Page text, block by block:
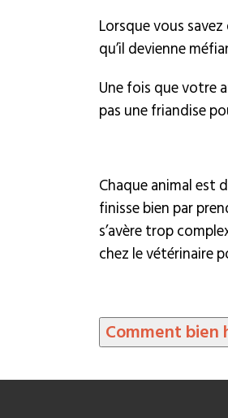
Lorsque vous
qu’il devienne
Une fois que votre
pas une friandise
Chaque animal
finisse bien par
s’avère trop
chez le vétérinaire
Comment bien